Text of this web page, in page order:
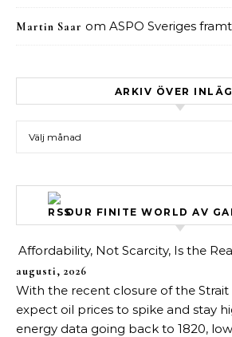
Martin Saar om ASPO Sveriges
ARKIV ÖVER
OUR FINITE WORLD AV
Affordability, Not Scarcity, Is the
augusti, 2026
With the recent closure of the
expect oil prices to spike and stay
energy data going back to 1820,